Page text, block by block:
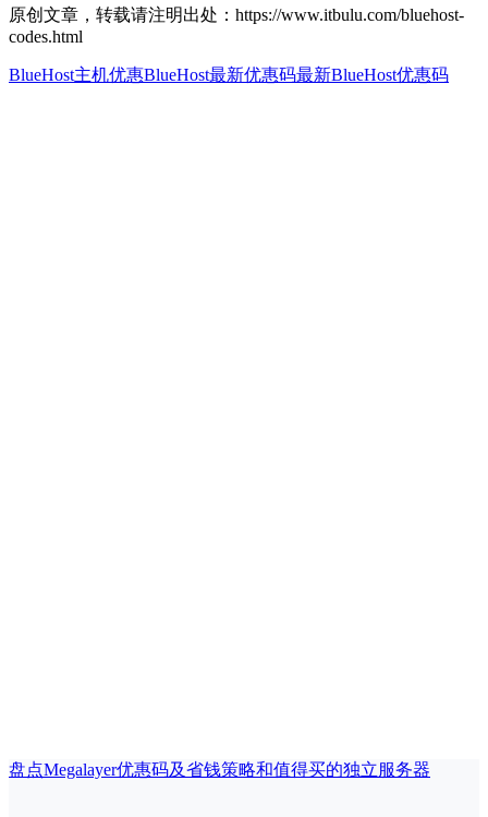
原创文章，转载请注明出处：https://www.itbulu.com/bluehost-
codes.html
BlueHost主机优惠BlueHost最新优惠码最新BlueHost优惠码
盘点Megalayer优惠码及省钱策略和值得买的独立服务器